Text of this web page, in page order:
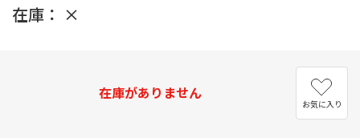
在庫： ×
在庫がありません
お気に入り